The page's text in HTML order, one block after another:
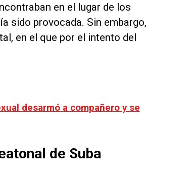
en el lugar de los
sido provocada. Sin embargo,
en el que por el intento del
desarmó a compañero y se
de Suba